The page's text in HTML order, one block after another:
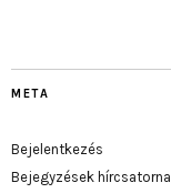
META
Bejelentkezés
Bejegyzések hírcsatorna